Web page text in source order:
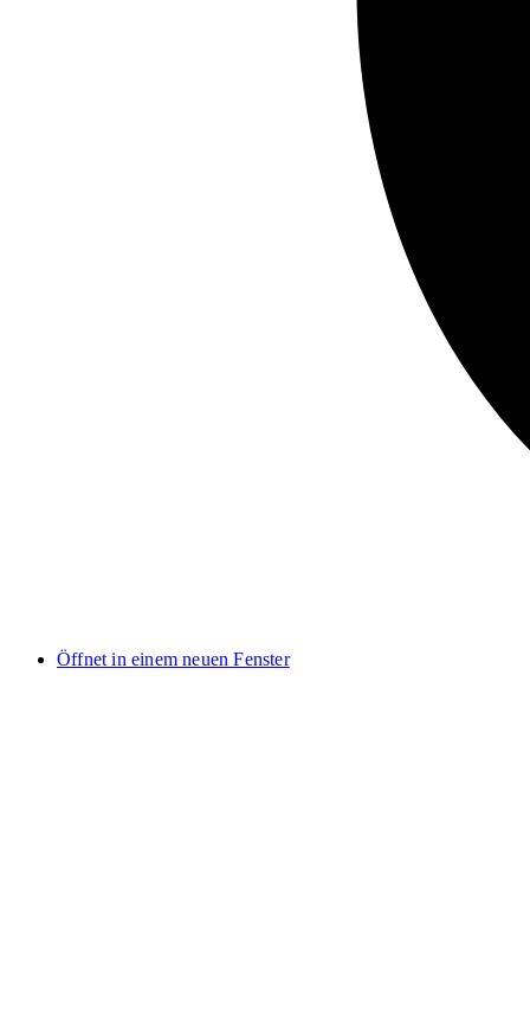
Öffnet in einem neuen Fenster